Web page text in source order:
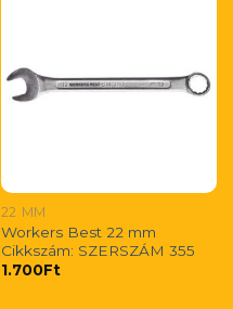
22 MM
Workers Best 22 mm
Cikkszám: SZERSZÁM 355
1.700Ft